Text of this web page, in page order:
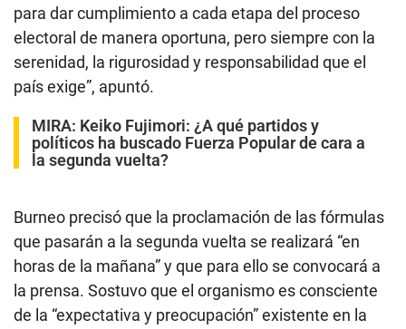
para dar cumplimiento a cada etapa del proceso
electoral de manera oportuna, pero siempre con la
serenidad, la rigurosidad y responsabilidad que el
país exige”, apuntó.
MIRA: Keiko Fujimori: ¿A qué partidos y
políticos ha buscado Fuerza Popular de cara a
la segunda vuelta?
Burneo precisó que la proclamación de las fórmulas
que pasarán a la segunda vuelta se realizará “en
horas de la mañana” y que para ello se convocará a
la prensa. Sostuvo que el organismo es consciente
de la “expectativa y preocupación” existente en la